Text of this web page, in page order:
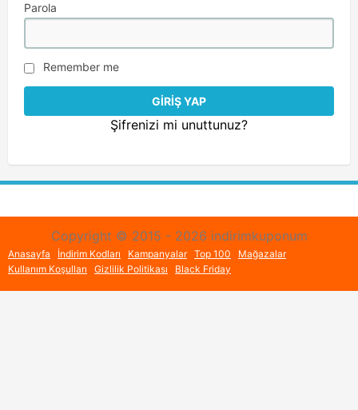
Parola
Remember me
Şifrenizi mi unuttunuz?
Copyright © 2015 - 2026 indirimkuponum
Anasayfa İndirim Kodları Kampanyalar Top 100
Mağazalar
Kullanım Koşulları
Gizlilik Politikası Black Friday